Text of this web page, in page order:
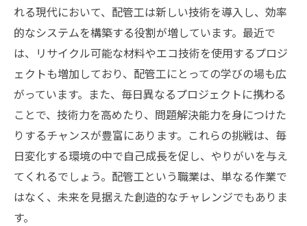
れる現代において、配管工は新しい技術を導入し、効率
的なシステムを構築する役割が増しています。最近で
は、リサイクル可能な材料やエコ技術を使用するプロジ
ェクトも増加しており、配管工にとっての学びの場も広
がっています。また、毎日異なるプロジェクトに携わる
ことで、技術力を高めたり、問題解決能力を身につけた
りするチャンスが豊富にあります。これらの挑戦は、毎
日変化する環境の中で自己成長を促し、やりがいを与え
てくれるでしょう。配管工という職業は、単なる作業で
はなく、未来を見据えた創造的なチャレンジでもありま
す。